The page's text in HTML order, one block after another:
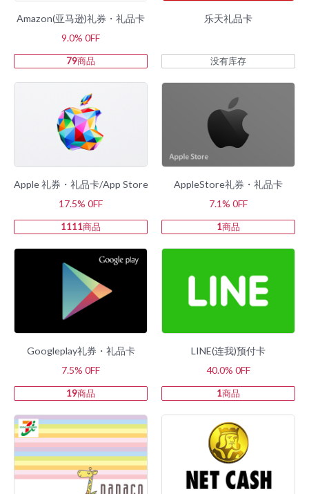
Amazon(亚马逊)礼券・礼品卡
9.0% 0FF
79商品
乐天礼品卡
没有库存
Apple 礼券・礼品卡/App Store & iTunes礼券・礼品卡
17.5% 0FF
1111商品
AppleStore礼券・礼品卡
7.1% 0FF
1商品
Googleplay礼券・礼品卡
7.5% 0FF
19商品
LINE(连我)预付卡
40.0% 0FF
1商品